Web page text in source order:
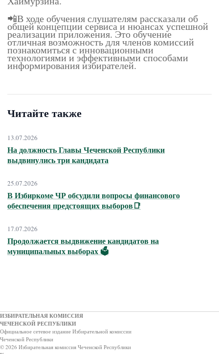
📲В ходе обучения слушателям рассказали об
общей концепции сервиса и нюансах успешной
реализации приложения. Это обучение
отличная возможность для членов комиссий
познакомиться с инновационными
технологиями и эффективными способами
информирования избирателей.
Читайте также
13.07.2026
На должность Главы Чеченской Республики
выдвинулись три кандидата
25.07.2026
В Избиркоме ЧР обсудили вопросы финансового
обеспечения предстоящих выборов📑
17.07.2026
Продолжается выдвижение кандидатов на
муниципальных выборах 🗳
ИЗБИРАТЕЛЬНАЯ КОМИССИЯ
ЧЕЧЕНСКОЙ РЕСПУБЛИКИ
Официальное сетевое издание Избирательной комиссии
Чеченской Республики
© 2026 Избирательная комиссия Чеченской Республики